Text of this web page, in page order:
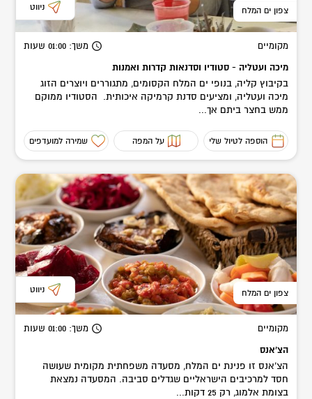
צפון ים המלח ניווט
מקומיים משך: 01:00 שעות
מיכה ועטליה - סטודיו וסדנאות קדרות ואמנות
בקיבוץ קליה, בנופי ים המלח הקסומים, מתגוררים ויוצרים הזוג
מיכה ועטליה, ומציעים סדנת קרמיקה איכותית. הסטודיו ממוקם
ממש בחצר ביתם אך...
הוספה לטיול שלי על המפה שמירה למועדפים
צפון ים המלח ניווט
מקומיים משך: 01:00 שעות
הצ'אנס
הצ’אנס זו פנינת ים המלח, מסעדה משפחתית מקומית שעושה
חסד למרכיבים הישראליים שגדלים סביבה. המסעדה נמצאת
בצומת אלמוג, רק 25 דקות...